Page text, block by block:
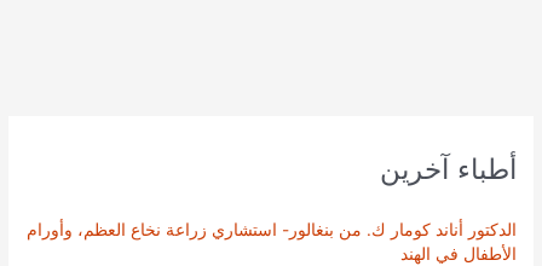
أطباء آخرين
الدكتور أناند كومار ك. من بنغالور- استشاري زراعة نخاع العظم، وأورام
الأطفال في الهند